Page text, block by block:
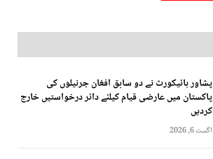
پشاور ہائیکورٹ نے دو سابق افغان جرنیلوں کی
پاکستان میں عارضی قیام کیلئے دائر درخواستیں خارج
کردیں
اگست 6, 2026